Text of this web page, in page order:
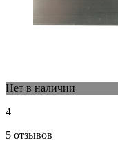
Нет в наличии
4
5 отзывов